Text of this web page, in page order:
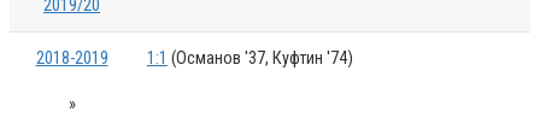
2019/20
2018-2019
»
1:1 (Османов '37, Куфтин '74)